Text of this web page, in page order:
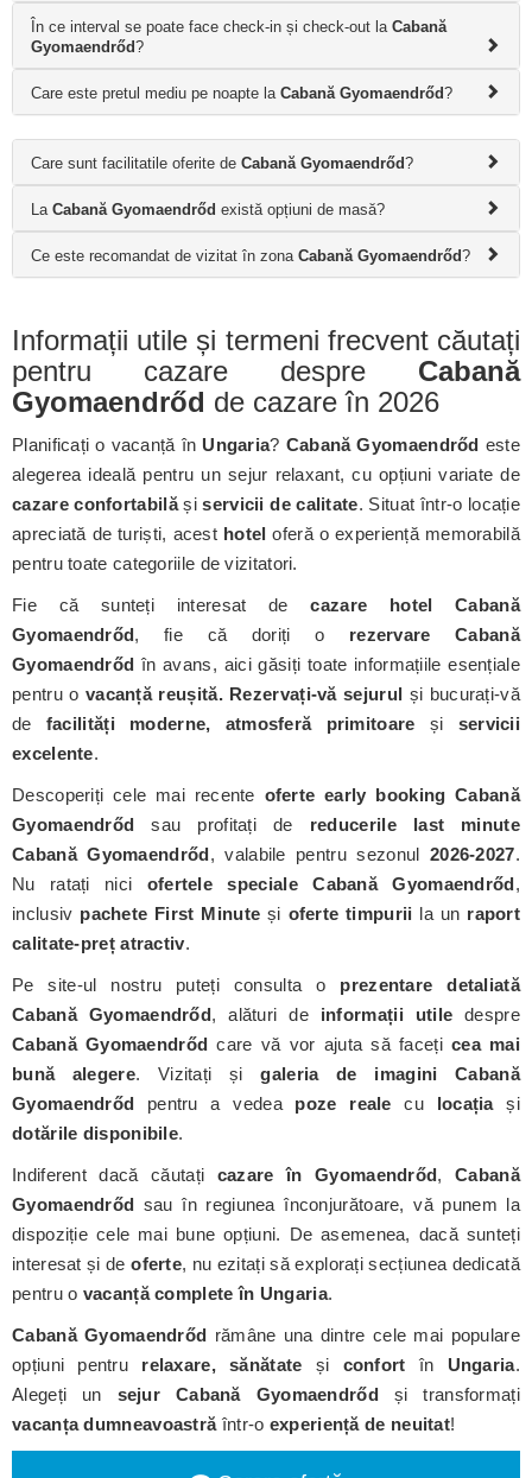
În ce interval se poate face check-in și check-out la Cabană
Gyomaendrőd?
Care este pretul mediu pe noapte la Cabană Gyomaendrőd?
Care sunt facilitatile oferite de Cabană Gyomaendrőd?
La Cabană Gyomaendrőd există opțiuni de masă?
Ce este recomandat de vizitat în zona Cabană Gyomaendrőd?
Informații utile și termeni frecvent căutați
pentru cazare despre Cabană
Gyomaendrőd de cazare în 2026
Planificați o vacanță în Ungaria? Cabană Gyomaendrőd este
alegerea ideală pentru un sejur relaxant, cu opțiuni variate de
cazare confortabilășiservicii de calitate. Situat într-o locație
apreciată de turiști, acest hotel oferă o experiență memorabilă
pentru toate categoriile de vizitatori.
Fie că sunteți interesat decazare hotel Cabană
Gyomaendrőd, fie că doriți o rezervare Cabană
Gyomaendrőd în avans, aici găsiți toate informațiile esențiale
pentru o vacanță reușită. Rezervați-vă sejurul și bucurați-vă
de facilități moderne, atmosferă primitoare și servicii
excelente.
Descoperiți cele mai recente oferte early booking Cabană
Gyomaendrőd sau profitați de reducerile last minute
Cabană Gyomaendrőd, valabile pentru sezonul 2026-2027.
Nu ratați nici ofertele speciale Cabană Gyomaendrőd,
inclusiv pachete First Minute și oferte timpurii la un raport
calitate-preț atractiv.
Pe site-ul nostru puteți consulta o prezentare detaliată
Cabană Gyomaendrőd, alături de informații utile despre
Cabană Gyomaendrőd care vă vor ajuta să facețicea mai
bună alegere. Vizitați șigaleria de imagini Cabană
Gyomaendrőd pentru a vedea poze reale cu locațiași
dotările disponibile.
Indiferent dacă căutați cazare în Gyomaendrőd,Cabană
Gyomaendrőd sau în regiunea înconjurătoare, vă punem la
dispoziție cele mai bune opțiuni. De asemenea, dacă sunteți
interesat și deoferte, nu ezitați să explorați secțiunea dedicată
pentru o vacanță complete în Ungaria.
Cabană Gyomaendrőd rămâne una dintre cele mai populare
opțiuni pentru relaxare, sănătate și confort în Ungaria.
Alegeți un sejur Cabană Gyomaendrődși transformați
vacanța dumneavoastrăîntr-o experiență de neuitat!